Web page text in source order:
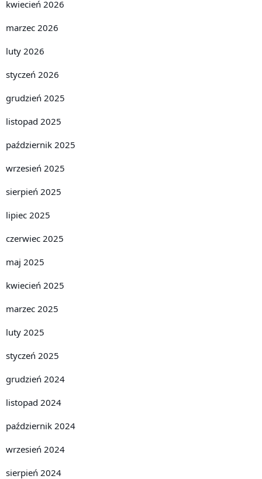
kwiecień 2026
marzec 2026
luty 2026
styczeń 2026
grudzień 2025
listopad 2025
październik 2025
wrzesień 2025
sierpień 2025
lipiec 2025
czerwiec 2025
maj 2025
kwiecień 2025
marzec 2025
luty 2025
styczeń 2025
grudzień 2024
listopad 2024
październik 2024
wrzesień 2024
sierpień 2024